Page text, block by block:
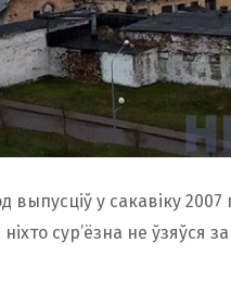
у сакавіку 2007
сур’ёзна не ўзяўся